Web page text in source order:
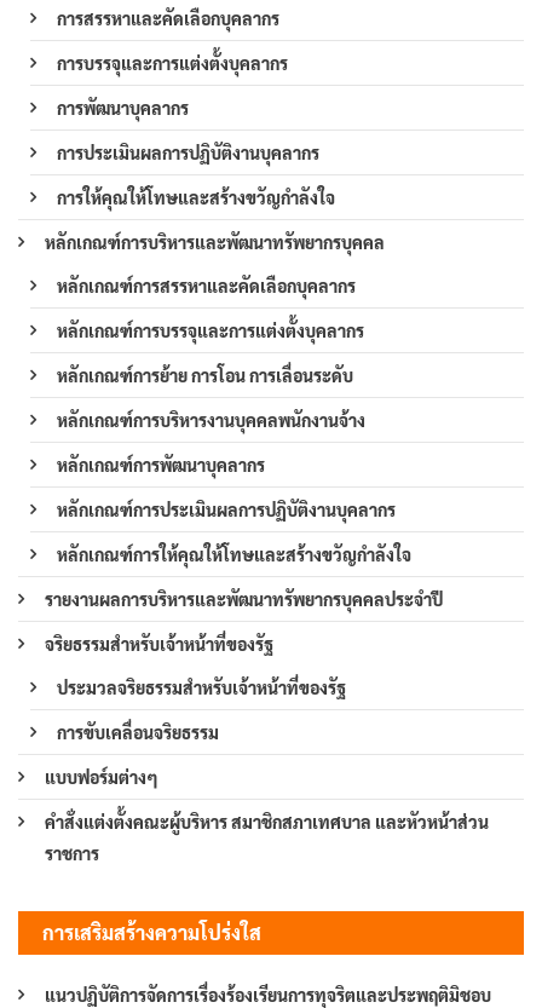
การสรรหาและคัดเลือกบุคลากร
การบรรจุและการแต่งตั้งบุคลากร
การพัฒนาบุคลากร
การประเมินผลการปฏิบัติงานบุคลากร
การให้คุณให้โทษและสร้างขวัญกำลังใจ
หลักเกณฑ์การบริหารและพัฒนาทรัพยากรบุคคล
หลักเกณฑ์การสรรหาและคัดเลือกบุคลากร
หลักเกณฑ์การบรรจุและการแต่งตั้งบุคลากร
หลักเกณฑ์การย้าย การโอน การเลื่อนระดับ
หลักเกณฑ์การบริหารงานบุคคลพนักงานจ้าง
หลักเกณฑ์การพัฒนาบุคลากร
หลักเกณฑ์การประเมินผลการปฏิบัติงานบุคลากร
หลักเกณฑ์การให้คุณให้โทษและสร้างขวัญกำลังใจ
รายงานผลการบริหารและพัฒนาทรัพยากรบุคคลประจำปี
จริยธรรมสำหรับเจ้าหน้าที่ของรัฐ
ประมวลจริยธรรมสำหรับเจ้าหน้าที่ของรัฐ
การขับเคลื่อนจริยธรรม
แบบฟอร์มต่างๆ
คำสั่งแต่งตั้งคณะผู้บริหาร สมาชิกสภาเทศบาล และหัวหน้าส่วน
ราชการ
การเสริมสร้างความโปร่งใส
แนวปฏิบัติการจัดการเรื่องร้องเรียนการทุจริตและประพฤติมิชอบ